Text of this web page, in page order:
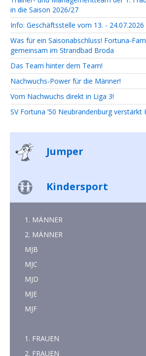
in die Saison 2026/27
Info: Geschäftsstelle vom 13. -
Was für ein Saisonabschluss! Fortuna-
gemeinsam im Strandbad Broda
Das Team hinter dem Team!
Nachwuchs-Power für die Männer!
Vom Nachwuchs direkt in Liga 3!
SV Fortuna ’50 Neubrandenburg verstärkt
Jumper
Kindersport
1. MÄNNER
2. MÄNNER
MJB
MJC
MJD
MJE
MJF
1. FRAUEN
2. FRAUEN